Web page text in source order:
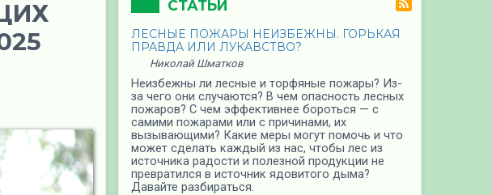
СТАТЬИ
ЛЕСНЫЕ ПОЖАРЫ НЕИЗБЕЖНЫ. ГОРЬКАЯ
ПРАВДА ИЛИ ЛУКАВСТВО?
Николай Шматков
Неизбежны ли лесные и торфяные пожары? Из-
за чего они случаются? В чем опасность лесных
пожаров? С чем эффективнее бороться — с
самими пожарами или с причинами, их
вызывающими? Какие меры могут помочь и что
может сделать каждый из нас, чтобы лес из
источника радости и полезной продукции не
превратился в источник ядовитого дыма?
Давайте разбираться.